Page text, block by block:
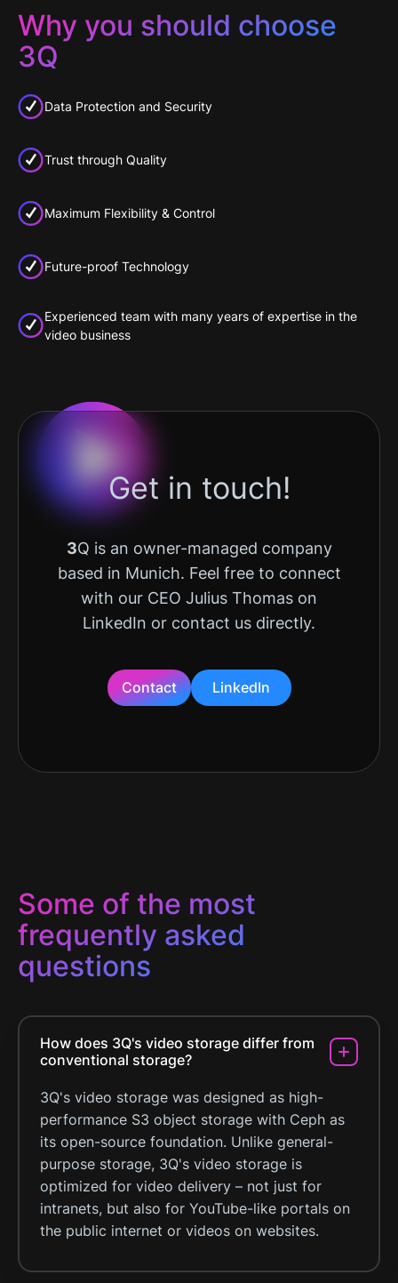
Why you should choose
3Q
Data Protection and Security
Trust through Quality
Maximum Flexibility & Control
Future-proof Technology
Experienced team with many years of expertise in the
video business
Get in touch!
3Q is an owner-managed company
based in Munich. Feel free to connect
with our CEO Julius Thomas on
LinkedIn or contact us directly.
Contact LinkedIn
Some of the most
frequently asked
questions
How does 3Q's video storage differ from
conventional storage?
3Q's video storage was designed as high-
performance S3 object storage with Ceph as
its open-source foundation. Unlike general-
purpose storage, 3Q's video storage is
optimized for video delivery – not just for
intranets, but also for YouTube-like portals on
the public internet or videos on websites.